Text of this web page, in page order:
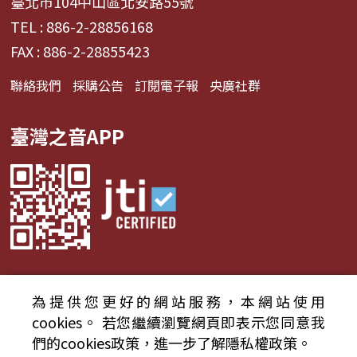
TEL : 886-2-28856168
FAX : 886-2-28855423
聯絡我們 採購公告 訂閱電子報 央廣社群
臺灣之音APP
© 2024財團法人中央廣播電臺 版權所有
資通安全政策聲明
服務條款 隱私權條款
為提供您更好的網站服務，本網站使用
cookies。 若您繼續瀏覽網頁即表示您同意我
們的cookies政策，進一步了解隱私權政策。